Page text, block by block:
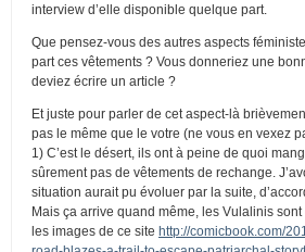
interview d’elle disponible quelque part.
Que pensez-vous des autres aspects
part ces vêtements ? Vous donneriez une
deviez écrire un article ?
Et juste pour parler de cet aspect-là
pas le même que le votre (ne vous en vexez
1) C’est le désert, ils ont à peine de quoi
sûrement pas de vêtements de rechange.
situation aurait pu évoluer par la suite,
Mais ça arrive quand même, les Vulalinis
les images de ce site http://comicbook.com/